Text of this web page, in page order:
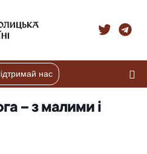
нас
– з малими і